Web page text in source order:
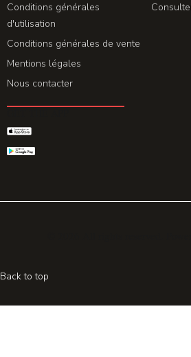
Conditions générales
d'utilisation
Conditions générales de vente
Mentions légales
Nous contacter
Back to top